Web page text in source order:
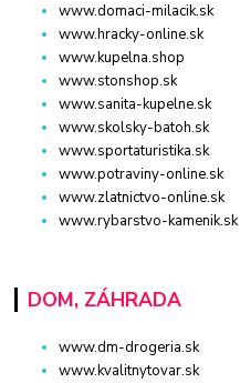
www.domaci-milacik.sk
www.hracky-online.sk
www.kupelna.shop
www.stonshop.sk
www.sanita-kupelne.sk
www.skolsky-batoh.sk
www.sportaturistika.sk
www.potraviny-online.sk
www.zlatnictvo-online.sk
www.rybarstvo-kamenik.sk
DOM, ZÁHRADA
www.dm-drogeria.sk
www.kvalitnytovar.sk